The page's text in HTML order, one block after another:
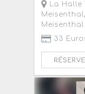
La Halle
Meisenthal
Meisenthal
33